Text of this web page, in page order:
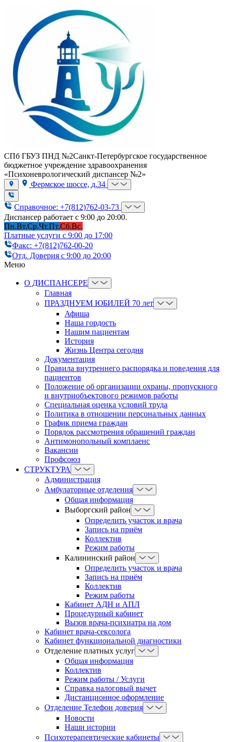
СПб ГБУЗ ПНД №2Санкт-Петербургское государственное
бюджетное учреждение здравоохранения
«Психоневрологический диспансер №2»
Фермское шоссе, д.34
Справочное: +7(812)762-03-73
Диспансер работает с 9:00 до 20:00.
Пн.Вт.Ср.Чт.Пт.Сб.Вс.
Платные услуги с 9:00 до 17:00
Факс: +7(812)762-00-20
Отд. Доверия с 9:00 до 20:00
Меню
О ДИСПАНСЕРЕ
Главная
ПРАЗДНУЕМ ЮБИЛЕЙ 70 лет
Афиша
Наша гордость
Нашим пациентам
История
Жизнь Центра сегодня
Документация
Правила внутреннего распорядка и поведения для
пациентов
Положение об организации охраны, пропускного
и внутриобъектового режимов работы
Cпециальная оценка условий труда
Политика в отношении персональных данных
График приема граждан
Порядок рассмотрения обращений граждан
Антимонопольный комплаенс
Вакансии
Профсоюз
СТРУКТУРА
Администрация
Амбулаторные отделения
Общая информация
Выборгский район
Определить участок и врача
Запись на приём
Коллектив
Режим работы
Калининский район
Определить участок и врача
Запись на приём
Коллектив
Режим работы
Кабинет АДН и АПЛ
Процедурный кабинет
Вызов врача-психиатра на дом
Кабинет врача-сексолога
Кабинет функциональной диагностики
Отделение платных услуг
Общая информация
Коллектив
Режим работы / Услуги
Справка налоговый вычет
Дистанционное оформление
Отделение Телефон доверия
Новости
Наши истории
Психотерапевтические кабинеты